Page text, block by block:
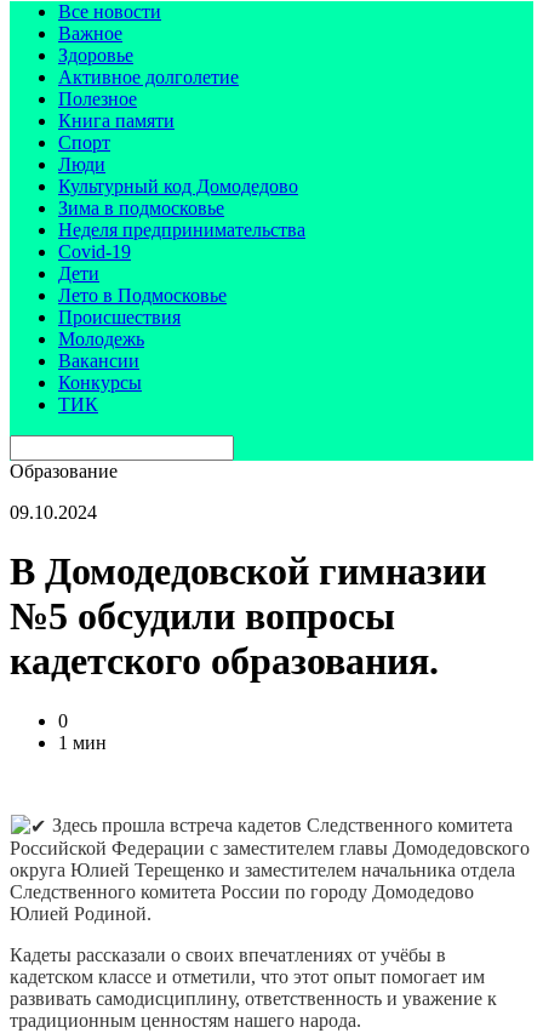
Все новости
Важное
Здоровье
Активное долголетие
Полезное
Книга памяти
Спорт
Люди
Культурный код Домодедово
Зима в подмосковье
Неделя предпринимательства
Covid-19
Дети
Лето в Подмосковье
Происшествия
Молодежь
Вакансии
Конкурсы
ТИК
Образование
09.10.2024
В Домодедовской гимназии
№5 обсудили вопросы
кадетского образования.
0
1 мин
Здесь прошла встреча кадетов Следственного комитета
Российской Федерации с заместителем главы Домодедовского
округа Юлией Терещенко и заместителем начальника отдела
Следственного комитета России по городу Домодедово
Юлией Родиной.
Кадеты рассказали о своих впечатлениях от учёбы в
кадетском классе и отметили, что этот опыт помогает им
развивать самодисциплину, ответственность и уважение к
традиционным ценностям нашего народа.